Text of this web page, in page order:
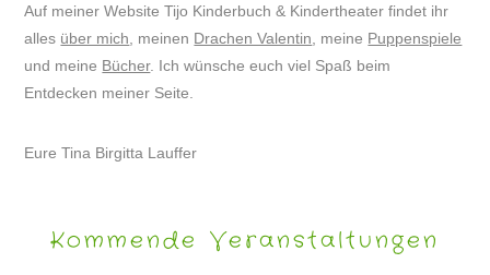
Auf meiner Website Tijo Kinderbuch & Kindertheater findet ihr
alles über mich , meinen Drachen Valentin , meine Puppenspiele
und meine Bücher. Ich wünsche euch viel Spaß beim
Entdecken meiner Seite.
Eure Tina Birgitta Lauffer
Kommende Veranstaltungen